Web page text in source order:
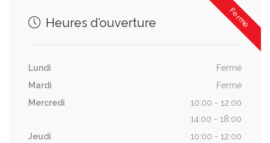
Fermé
Heures d’ouverture
Lundi
Fermé
Mardi
Fermé
Mercredi
10:00 - 12:00
14:00 - 18:00
Jeudi
10:00 - 12:00